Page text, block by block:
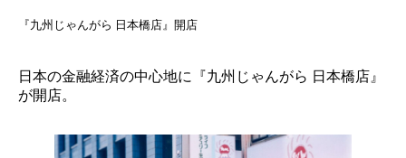
『九州じゃんがら 日本橋店』開店
日本の金融経済の中心地に『九州じゃんがら 日本橋店』
が開店。